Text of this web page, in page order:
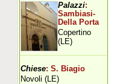
Palazzi:
Sambiasi-
Della Porta
Copertino
(LE)
Chiese: S. Biagio
Novoli (LE)